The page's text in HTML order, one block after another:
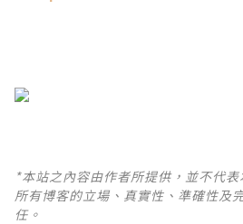
*本站之內容由作者所提供，並不代
所有博客的立場、真實性、準確性及
任。